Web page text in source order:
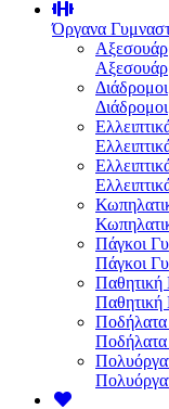
Όργανα
Αξεσουάρ
Αξεσουάρ
Διάδρομοι
Διάδρομοι
Πάγκοι
Πάγκοι
Παθητική
Παθητική
Ποδήλατα
Ποδήλατα